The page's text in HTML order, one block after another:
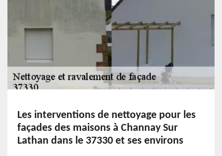
Les interventions de nettoyage pour les
façades des maisons à Channay Sur
Lathan dans le 37330 et ses environs